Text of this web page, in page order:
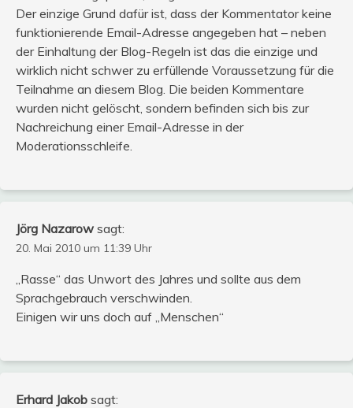
Der einzige Grund dafür ist, dass der Kommentator keine
funktionierende Email-Adresse angegeben hat – neben
der Einhaltung der Blog-Regeln ist das die einzige und
wirklich nicht schwer zu erfüllende Voraussetzung für die
Teilnahme an diesem Blog. Die beiden Kommentare
wurden nicht gelöscht, sondern befinden sich bis zur
Nachreichung einer Email-Adresse in der
Moderationsschleife.
Jörg Nazarow sagt:
20. Mai 2010 um 11:39 Uhr
„Rasse“ das Unwort des Jahres und sollte aus dem
Sprachgebrauch verschwinden.
Einigen wir uns doch auf „Menschen“
Erhard Jakob sagt: